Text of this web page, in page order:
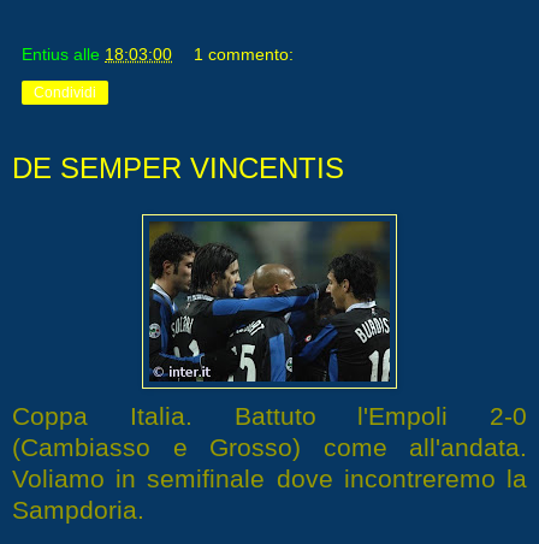
Entius alle 18:03:00 1 commento:
Condividi
DE SEMPER VINCENTIS
Coppa Italia. Battuto l'Empoli 2-0
(Cambiasso e Grosso) come all'andata.
Voliamo in semifinale dove incontreremo la
Sampdoria.